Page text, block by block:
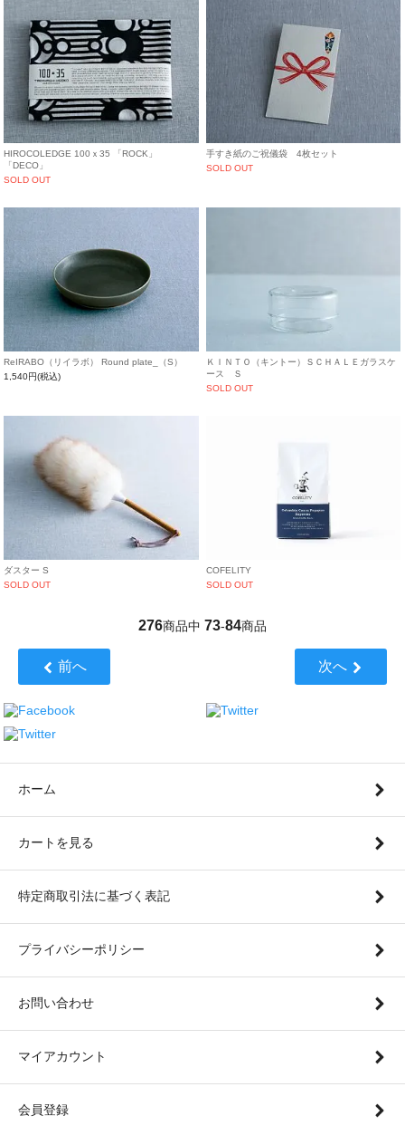
HIROCOLEDGE 100ｘ35 「ROCK」
「DECO」
SOLD OUT
手すき紙のご祝儀袋 4枚セット
SOLD OUT
ReIRABO（リイラボ） Round plate_（S）
1,540円(税込)
ＫＩＮＴＯ（キントー）ＳＣＨＡＬＥガラスケ
ース Ｓ
SOLD OUT
ダスター S
SOLD OUT
COFELITY
SOLD OUT
276商品中 73-84商品
前へ 次へ
ホーム
カートを見る
特定商取引法に基づく表記
プライバシーポリシー
お問い合わせ
マイアカウント
会員登録